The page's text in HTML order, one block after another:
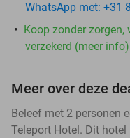
WhatsApp met: +31
Koop zonder
verzekerd (meer info)
Meer over deze
Beleef met 2 personen
Teleport Hotel. Dit